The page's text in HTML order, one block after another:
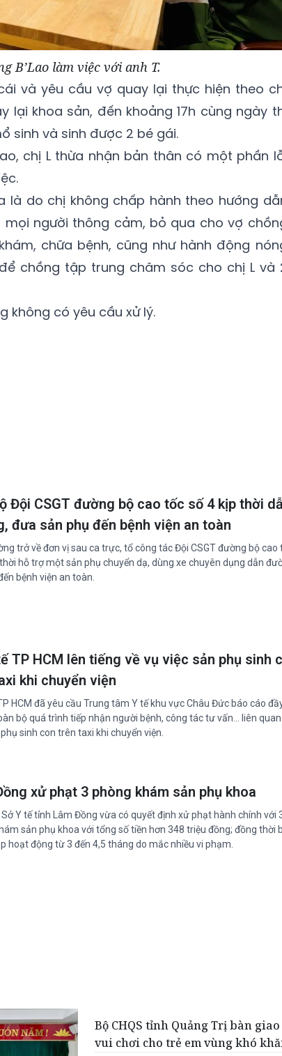
B’Lao làm việc với anh T.
và yêu cầu vợ quay lại thực hiện theo
lại khoa sản, đến khoảng 17h cùng ngày
sinh và sinh được 2 bé gái.
chị L thừa nhận bản thân có một phần
là do chị không chấp hành theo hướng
người thông cảm, bỏ qua cho vợ
chữa bệnh, cũng như hành động
chồng tập trung chăm sóc cho chị L và
không có yêu cầu xử lý.
Đội CSGT đường bộ cao tốc số 4 kịp thời
đưa sản phụ đến bệnh viện an toàn
trở về đơn vị sau ca trực, tổ công tác Đội CSGT đường bộ cao
hỗ trợ một sản phụ chuyển dạ, dùng xe chuyên dụng dẫn
bệnh viện an toàn.
TP HCM lên tiếng về vụ việc sản phụ sinh
khi chuyển viện
HCM đã yêu cầu Trung tâm Y tế khu vực Châu Đức báo cáo
bộ quá trình tiếp nhận người bệnh, công tác tư vấn... liên
sinh con trên taxi khi chuyển viện.
xử phạt 3 phòng khám sản phụ khoa
Sở Y tế tỉnh Lâm Đồng vừa có quyết định xử phạt hành chính với
sản phụ khoa với tổng số tiền hơn 348 triệu đồng; đồng thời
hoạt động từ 3 đến 4,5 tháng do mắc nhiều vi phạm.
Bộ CHQS tỉnh Quảng Trị bàn
vui chơi cho trẻ em vùng khó